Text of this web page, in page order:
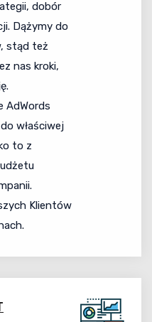
dobór
Dążymy do
stąd też
nas kroki,
AdWords
właściwej
to z
Klientów